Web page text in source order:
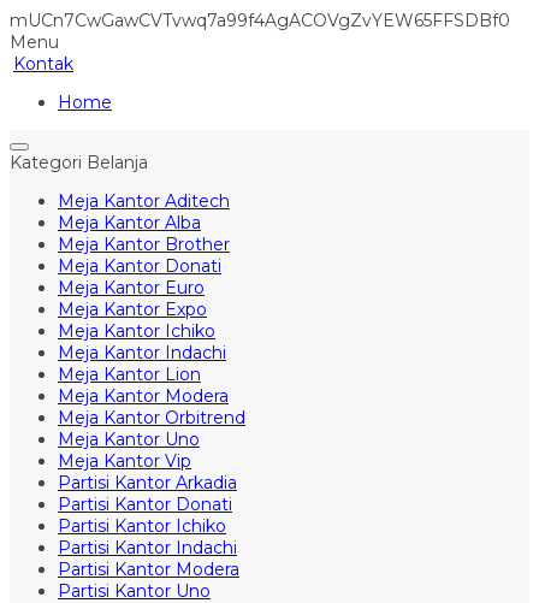
mUCn7CwGawCVTvwq7a99f4AgACOVgZvYEW65FFSDBf0
Menu
Kontak
Home
Kategori Belanja
Meja Kantor Aditech
Meja Kantor Alba
Meja Kantor Brother
Meja Kantor Donati
Meja Kantor Euro
Meja Kantor Expo
Meja Kantor Ichiko
Meja Kantor Indachi
Meja Kantor Lion
Meja Kantor Modera
Meja Kantor Orbitrend
Meja Kantor Uno
Meja Kantor Vip
Partisi Kantor Arkadia
Partisi Kantor Donati
Partisi Kantor Ichiko
Partisi Kantor Indachi
Partisi Kantor Modera
Partisi Kantor Uno